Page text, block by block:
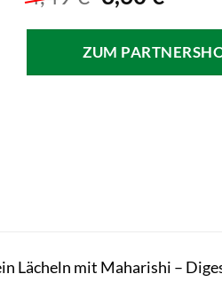
war:
4,49 €
ist:
3,60
ZUM
Lächeln mit Maharishi –